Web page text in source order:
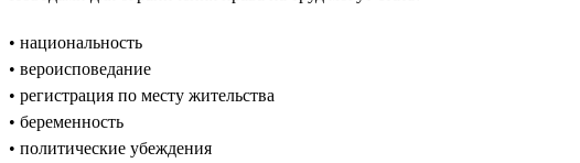
• национальность
• вероисповедание
• регистрация по месту жительства
• беременность
• политические убеждения